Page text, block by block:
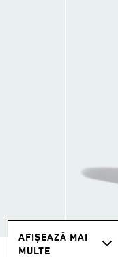
AFIȘEAZĂ MAI
MULTE